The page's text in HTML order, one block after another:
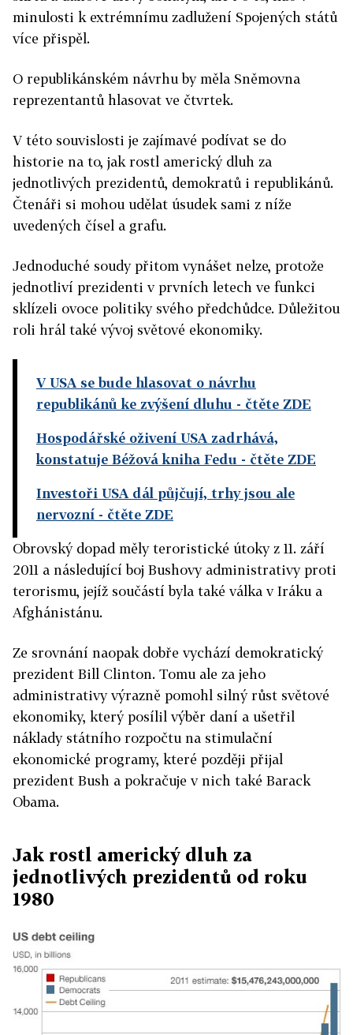
minulosti k extrémnímu zadlužení Spojených států
více přispěl.
O republikánském návrhu by měla Sněmovna
reprezentantů hlasovat ve čtvrtek.
V této souvislosti je zajímavé podívat se do
historie na to, jak rostl americký dluh za
jednotlivých prezidentů, demokratů i republikánů.
Čtenáři si mohou udělat úsudek sami z níže
uvedených čísel a grafu.
Jednoduché soudy přitom vynášet nelze, protože
jednotliví prezidenti v prvních letech ve funkci
sklízeli ovoce politiky svého předchůdce. Důležitou
roli hrál také vývoj světové ekonomiky.
V USA se bude hlasovat o návrhu
republikánů ke zvýšení dluhu - čtěte ZDE
Hospodářské oživení USA zadrhává,
konstatuje Béžová kniha Fedu - čtěte ZDE
Investoři USA dál půjčují, trhy jsou ale
nervozní - čtěte ZDE
Obrovský dopad měly teroristické útoky z 11. září
2011 a následující boj Bushovy administrativy proti
terorismu, jejíž součástí byla také válka v Iráku a
Afghánistánu.
Ze srovnání naopak dobře vychází demokratický
prezident Bill Clinton. Tomu ale za jeho
administrativy výrazně pomohl silný růst světové
ekonomiky, který posílil výběr daní a ušetřil
náklady státního rozpočtu na stimulační
ekonomické programy, které později přijal
prezident Bush a pokračuje v nich také Barack
Obama.
Jak rostl americký dluh za
jednotlivých prezidentů od roku
1980